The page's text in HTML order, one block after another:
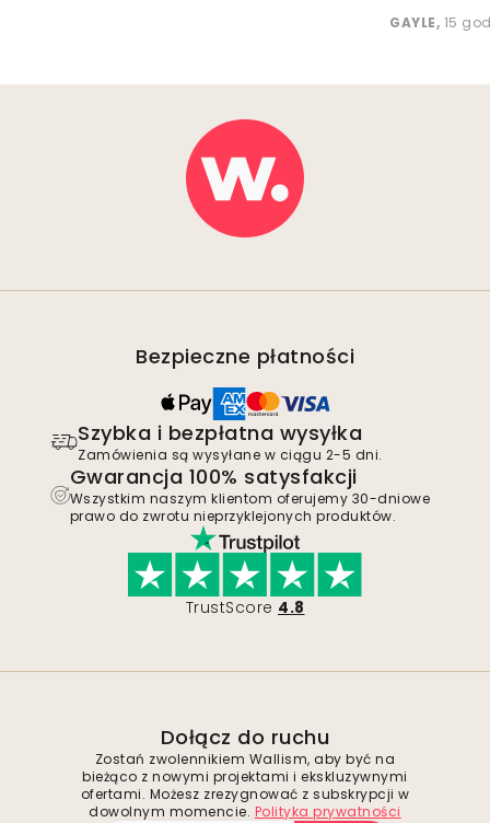
GAYLE, 15
Bezpieczne płatności
Szybka i bezpłatna wysyłka
Zamówienia są wysyłane w ciągu 2-5 dni.
Gwarancja 100% satysfakcji
Wszystkim naszym klientom oferujemy 30-dniowe
prawo do zwrotu nieprzyklejonych produktów.
TrustScore 4.8
Dołącz do ruchu
Zostań zwolennikiem Wallism, aby być na
bieżąco z nowymi projektami i ekskluzywnymi
ofertami. Możesz zrezygnować z subskrypcji w
dowolnym momencie. Polityka prywatności